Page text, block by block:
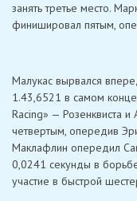
занять третье место.
финишировал пятым,
Малукас вырвался
1.43,6521 в самом
Racing» — Розенквиста
четвертым, опередив
Маклафлин опередил
0,0241 секунды в
участие в быстрой